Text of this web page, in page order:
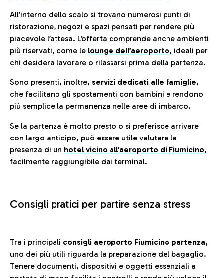
All’interno dello scalo si trovano numerosi punti di
ristorazione, negozi e spazi pensati per rendere più
piacevole l’attesa. L’offerta comprende anche ambienti
più riservati, come le lounge dell’aeroporto, ideali per
chi desidera lavorare o rilassarsi prima della partenza.
Sono presenti, inoltre, servizi dedicati alle famiglie,
che facilitano gli spostamenti con bambini e rendono
più semplice la permanenza nelle aree di imbarco.
Se la partenza è molto presto o si preferisce arrivare
con largo anticipo, può essere utile valutare la
presenza di un hotel vicino all’aeroporto di Fiumicino,
facilmente raggiungibile dai terminal.
Consigli pratici per partire senza stress
Tra i principali consigli aeroporto Fiumicino partenza,
uno dei più utili riguarda la preparazione del bagaglio.
Tenere documenti, dispositivi e oggetti essenziali a